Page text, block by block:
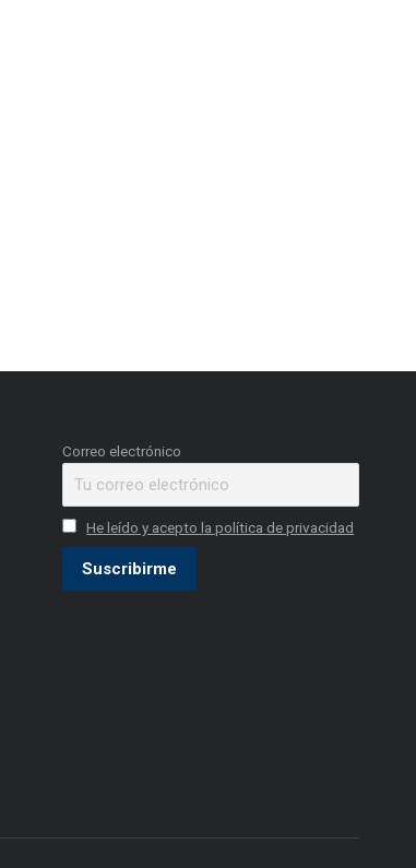
Correo electrónico
He leído y acepto la política de privacidad